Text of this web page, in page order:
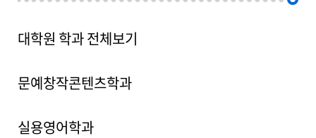
대학원 학과 전체보기
문예창작콘텐츠학과
실용영어학과